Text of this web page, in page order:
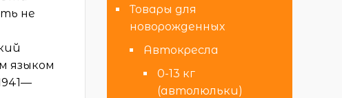
не
языком
Товары для
новорожденных
Автокресла
0-13 кг
(автолюльки)